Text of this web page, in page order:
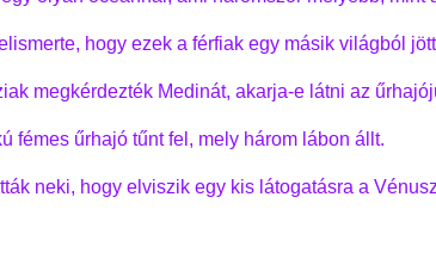
hogy ezek a férfiak egy másik világból
megkérdezték Medinát, akarja-e látni az
fémes űrhajó tűnt fel, mely három lábon állt.
neki, hogy elviszik egy kis látogatásra a